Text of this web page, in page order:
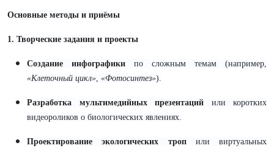
Основные методы и приёмы
1. Творческие задания и проекты
Создание инфографики по сложным темам (например,
«Клеточный цикл», «Фотосинтез»).
Разработка мультимедийных презентаций или коротких
видеороликов о биологических явлениях.
Проектирование экологических тропили виртуальных